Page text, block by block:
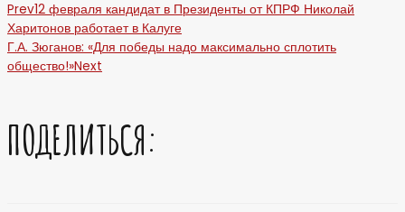
Prev12 февраля кандидат в Президенты от КПРФ Николай
Харитонов работает в Калуге
Г.А. Зюганов: «Для победы надо максимально сплотить
общество!»Next
ПОДЕЛИТЬСЯ: